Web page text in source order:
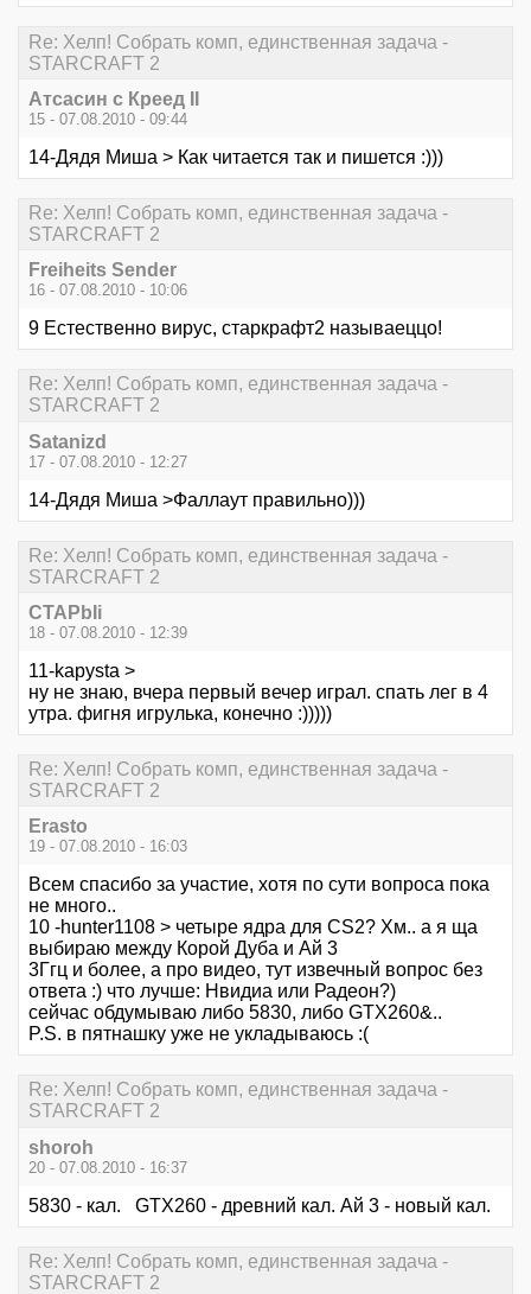
Re: Хелп! Собрать комп, единственная задача -
STARCRAFT 2
Атсасин с Креед II
15 - 07.08.2010 - 09:44
14-Дядя Миша > Как читается так и пишется :)))
Re: Хелп! Собрать комп, единственная задача -
STARCRAFT 2
Freiheits Sender
16 - 07.08.2010 - 10:06
9 Естественно вирус, старкрафт2 называеццо!
Re: Хелп! Собрать комп, единственная задача -
STARCRAFT 2
Satanizd
17 - 07.08.2010 - 12:27
14-Дядя Миша >Фаллаут правильно)))
Re: Хелп! Собрать комп, единственная задача -
STARCRAFT 2
CTAPbIi
18 - 07.08.2010 - 12:39
11-kapysta >
ну не знаю, вчера первый вечер играл. спать лег в 4
утра. фигня игрулька, конечно :)))))
Re: Хелп! Собрать комп, единственная задача -
STARCRAFT 2
Erasto
19 - 07.08.2010 - 16:03
Всем спасибо за участие, хотя по сути вопроса пока
не много..
10 -hunter1108 > четыре ядра для CS2? Хм.. а я ща
выбираю между Корой Дуба и Ай 3
3Ггц и более, а про видео, тут извечный вопрос без
ответа :) что лучше: Нвидиа или Радеон?)
сейчас обдумываю либо 5830, либо GTX260&..
P.S. в пятнашку уже не укладываюсь :(
Re: Хелп! Собрать комп, единственная задача -
STARCRAFT 2
shoroh
20 - 07.08.2010 - 16:37
5830 - кал. GTX260 - древний кал. Ай 3 - новый кал.
Re: Хелп! Собрать комп, единственная задача -
STARCRAFT 2